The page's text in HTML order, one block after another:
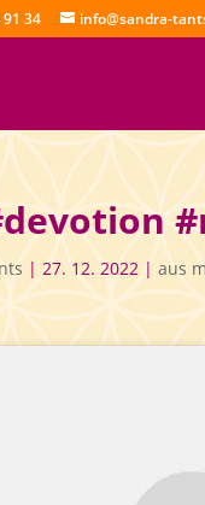
91 34 info@sandra-
| 27. 12. 2022 | aus